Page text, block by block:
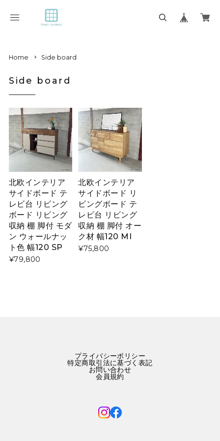
Home Side board
Side board
北欧インテリア
サイドボード テ
レビ台 リビング
ボード リビング
収納 棚 脚付 モダ
ン ウォールナッ
ト色 幅120 SP
¥79,800
北欧インテリア
サイドボード リ
ビングボード テ
レビ台 リビング
収納 棚 脚付 オー
ク材 幅120 MI
¥75,800
プライバシーポリシー
特定商取引法に基づく表記
お問い合わせ
会員規約